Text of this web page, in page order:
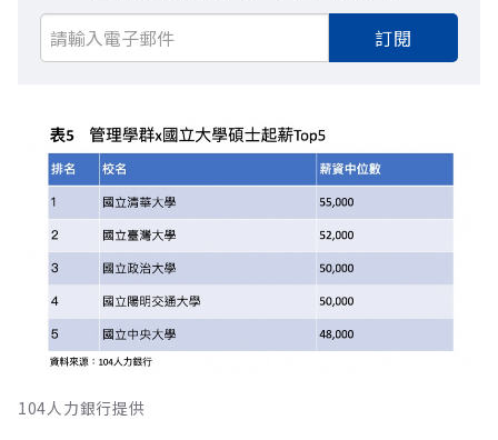
訂閱
104人力銀行提供